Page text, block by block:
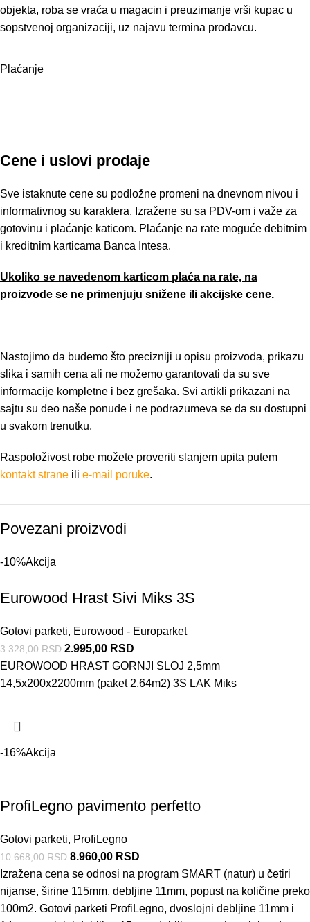
objekta, roba se vraća u magacin i preuzimanje vrši kupac u
sopstvenoj organizaciji, uz najavu termina prodavcu.
Plaćanje
Cene i uslovi prodaje
Sve istaknute cene su podložne promeni na dnevnom nivou i
informativnog su karaktera. Izražene su sa PDV-om i važe za
gotovinu i plaćanje katicom. Plaćanje na rate moguće debitnim
i kreditnim karticama Banca Intesa.
Ukoliko se navedenom karticom plaća na rate, na
proizvode se ne primenjuju snižene ili akcijske cene.
Nastojimo da budemo što precizniji u opisu proizvoda, prikazu
slika i samih cena ali ne možemo garantovati da su sve
informacije kompletne i bez grešaka. Svi artikli prikazani na
sajtu su deo naše ponude i ne podrazumeva se da su dostupni
u svakom trenutku.
Raspoloživost robe možete proveriti slanjem upita putem
kontakt strane ili e-mail poruke.
Povezani proizvodi
-10%Akcija
Eurowood Hrast Sivi Miks 3S
Gotovi parketi, Eurowood - Europarket
3.328,00RSD 2.995,00 RSD
EUROWOOD HRAST GORNJI SLOJ 2,5mm
14,5x200x2200mm (paket 2,64m2) 3S LAK Miks
-16%Akcija
ProfiLegno pavimento perfetto
Gotovi parketi, ProfiLegno
10.668,00RSD 8.960,00 RSD
Izražena cena se odnosi na program SMART (natur) u četiri
nijanse, širine 115mm, debljine 11mm, popust na količine preko
100m2. Gotovi parketi ProfiLegno, dvoslojni debljine 11mm i